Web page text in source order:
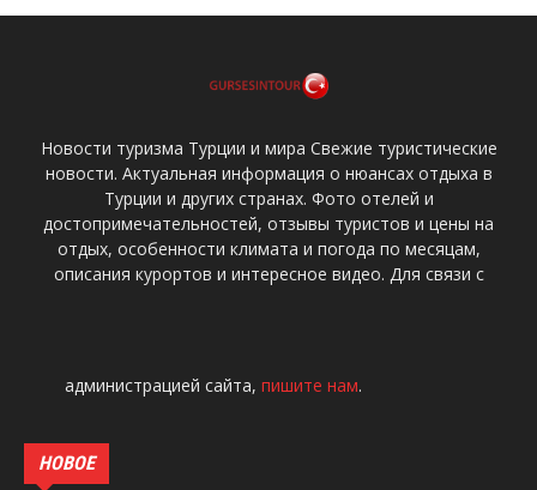
Новости туризма Турции и мира Свежие туристические
новости. Актуальная информация о нюансах отдыха в
Турции и других странах. Фото отелей и
достопримечательностей, отзывы туристов и цены на
отдых, особенности климата и погода по месяцам,
описания курортов и интересное видео. Для связи с
администрацией сайта, пишите нам.
НОВОЕ